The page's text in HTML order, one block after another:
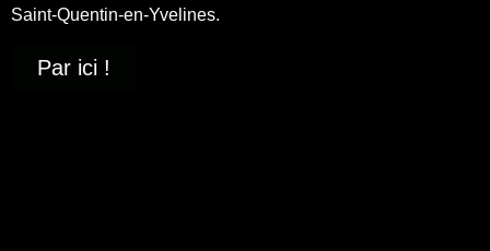
Saint-Quentin-en-Yvelines.
Par ici !